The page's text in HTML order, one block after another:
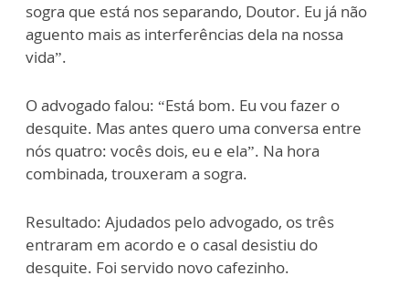
sogra que está nos separando, Doutor. Eu já não
aguento mais as interferências dela na nossa
vida”.
O advogado falou: “Está bom. Eu vou fazer o
desquite. Mas antes quero uma conversa entre
nós quatro: vocês dois, eu e ela”. Na hora
combinada, trouxeram a sogra.
Resultado: Ajudados pelo advogado, os três
entraram em acordo e o casal desistiu do
desquite. Foi servido novo cafezinho.